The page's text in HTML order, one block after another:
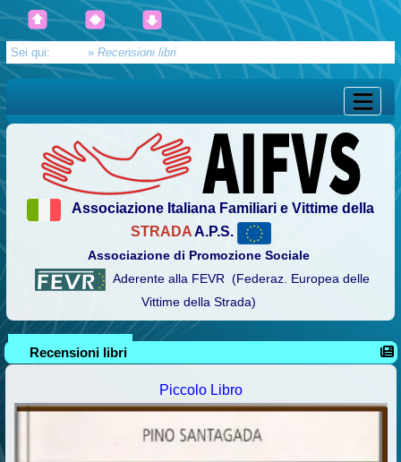
Sei qui: » Recensioni libri
Associazione Italiana Familiari e Vittime della
STRADAA.P.S.
Associazione di Promozione Sociale
Aderente alla FEVR (Federaz. Europea delle
Vittime della Strada)
Recensioni libri
Piccolo Libro